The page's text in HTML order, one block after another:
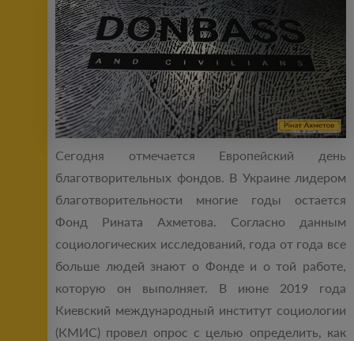
Сегодня отмечается Европейский день
благотворительных фондов. В Украине лидером
благотворительности многие годы остается
Фонд Рината Ахметова. Согласно данным
социологических исследований, года от года все
больше людей знают о Фонде и о той работе,
которую он выполняет. В июне 2019 года
Киевский международный институт социологии
(КМИС) провел опрос с целью определить, как